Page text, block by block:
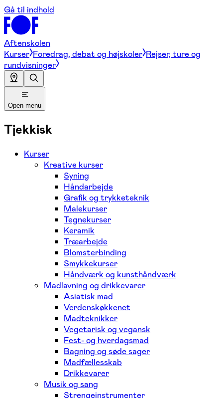
Gå til indhold
Aftenskolen
Kurser Foredrag, debat og højskoler Rejser, ture og
rundvisninger
Open menu
Tjekkisk
Kurser
Kreative kurser
Syning
Håndarbejde
Grafik og trykketeknik
Malekurser
Tegnekurser
Keramik
Træarbejde
Blomsterbinding
Smykkekurser
Håndværk og kunsthåndværk
Madlavning og drikkevarer
Asiatisk mad
Verdenskøkkenet
Madteknikker
Vegetarisk og vegansk
Fest- og hverdagsmad
Bagning og søde sager
Madfællesskab
Drikkevarer
Musik og sang
Strengeinstrumenter